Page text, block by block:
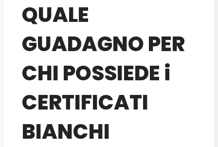
QUALE
GUADAGNO PER
CHI POSSIEDE i
CERTIFICATI
BIANCHI